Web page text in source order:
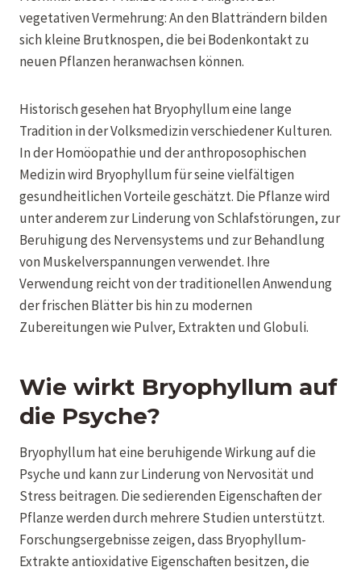
vegetativen Vermehrung: An den Blatträndern bilden
sich kleine Brutknospen, die bei Bodenkontakt zu
neuen Pflanzen heranwachsen können.
Historisch gesehen hat Bryophyllum eine lange
Tradition in der Volksmedizin verschiedener Kulturen.
In der Homöopathie und der anthroposophischen
Medizin wird Bryophyllum für seine vielfältigen
gesundheitlichen Vorteile geschätzt. Die Pflanze wird
unter anderem zur Linderung von Schlafstörungen, zur
Beruhigung des Nervensystems und zur Behandlung
von Muskelverspannungen verwendet. Ihre
Verwendung reicht von der traditionellen Anwendung
der frischen Blätter bis hin zu modernen
Zubereitungen wie Pulver, Extrakten und Globuli.
Wie wirkt Bryophyllum auf
die Psyche?
Bryophyllum hat eine beruhigende Wirkung auf die
Psyche und kann zur Linderung von Nervosität und
Stress beitragen. Die sedierenden Eigenschaften der
Pflanze werden durch mehrere Studien unterstützt.
Forschungsergebnisse zeigen, dass Bryophyllum-
Extrakte antioxidative Eigenschaften besitzen, die